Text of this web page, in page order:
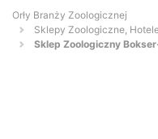
Orły Branży Zoologicznej
Sklepy Zoologiczne,
Sklep Zoologiczny